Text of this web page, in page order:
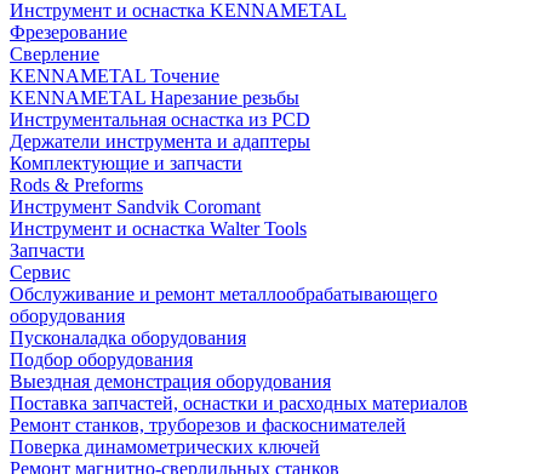
Инструмент и оснастка KENNAMETAL
Фрезерование
Сверление
KENNAMETAL Точение
KENNAMETAL Нарезание резьбы
Инструментальная оснастка из PCD
Держатели инструмента и адаптеры
Комплектующие и запчасти
Rods & Preforms
Инструмент Sandvik Coromant
Инструмент и оснастка Walter Tools
Запчасти
Сервис
Обслуживание и ремонт металлообрабатывающего
оборудования
Пусконаладка оборудования
Подбор оборудования
Выездная демонстрация оборудования
Поставка запчастей, оснастки и расходных материалов
Ремонт станков, труборезов и фаскоснимателей
Поверка динамометрических ключей
Ремонт магнитно-сверлильных станков